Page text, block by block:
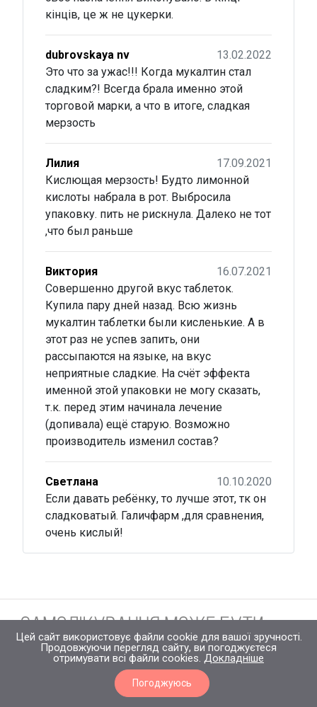
кінців, це ж не цукерки.
dubrovskaya nv
13.02.2022
Это что за ужас!!! Когда мукалтин стал
сладким?! Всегда брала именно этой
торговой марки, а что в итоге, сладкая
мерзость
Лилия
17.09.2021
Кислющая мерзость! Будто лимонной
кислоты набрала в рот. Выбросила
упаковку. пить не рискнула. Далеко не тот
,что был раньше
Виктория
16.07.2021
Совершенно другой вкус таблеток.
Купила пару дней назад. Всю жизнь
мукалтин таблетки были кисленькие. А в
этот раз не успев запить, они
рассыпаются на языке, на вкус
неприятные сладкие. На счёт эффекта
именной этой упаковки не могу сказать,
т.к. перед этим начинала лечение
(допивала) ещё старую. Возможно
производитель изменил состав?
Светлана
10.10.2020
Если давать ребёнку, то лучше этот, тк он
сладковатый. Галичфарм ,для сравнения,
очень кислый!
Цей сайт використовує файли cookie для вашої зручності.
Продовжуючи перегляд сайту, ви погоджуєтеся
отримувати всі файли cookies. Докладніше
Погоджуюсь
© 2026, Онлайн-сервіс "receptar". Всі права захищені.
використання сайту
Політика Конфіденційності